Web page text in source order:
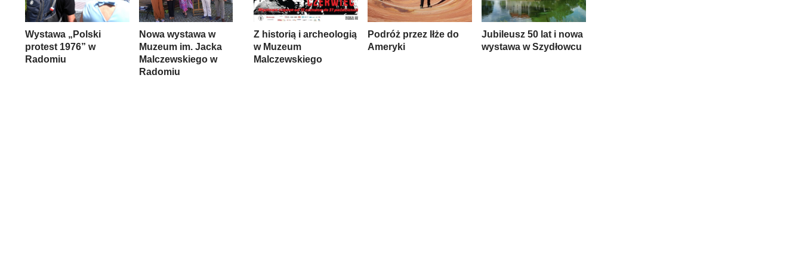
Wystawa „Polski
protest 1976” w
Radomiu
Nowa wystawa w
Muzeum im. Jacka
Malczewskiego w
Radomiu
Z historią i archeologią
w Muzeum
Malczewskiego
Podróż przez Iłże do
Ameryki
Jubileusz 50 lat i nowa
wystawa w Szydłowcu